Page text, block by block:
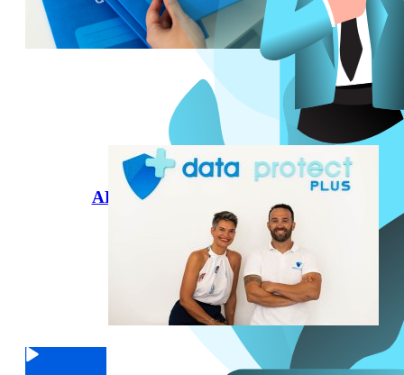
ABOGADO LABORALISTA